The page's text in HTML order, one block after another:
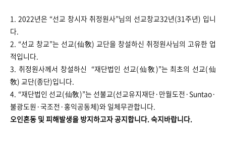
1. 2022년은 “선교 창시자 취정원사”님의 선교창교32년(31주년) 입니
다.
2. “선교 창교”는 선교(仙敎) 교단을 창설하신 취정원사님의 고유한 업
적입니다.
3. 취정원사께서 창설하신 “재단법인 선교(仙敎)”는 최초의 선교(仙
敎) 교단(종단)입니다.
4. “재단법인 선교(仙敎)”는 선불교(선교유지재단·만월도전·Suntao·
불광도원·국조전·홍익공동체)와 일체무관합니다.
오인혼동 및 피해발생을 방지하고자 공지합니다. ​​​​숙지바랍니다.